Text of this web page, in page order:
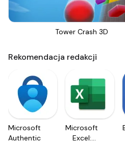
Tower Crash 3D
Rekomendacja redakcji
Microsoft
Authenticator
Microsoft
Excel: